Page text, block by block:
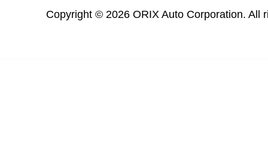
Copyright © 2026 ORIX Auto Corporation. All